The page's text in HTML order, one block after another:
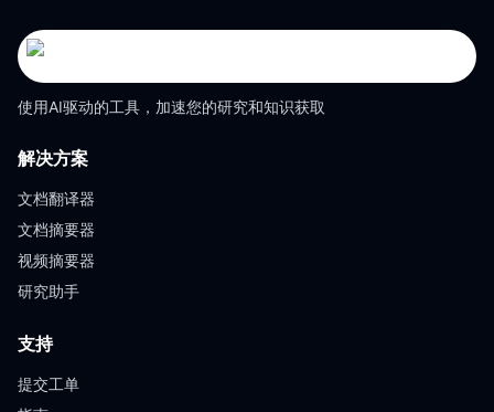
使用AI驱动的工具，加速您的研究和知识获取
解决方案
文档翻译器
文档摘要器
视频摘要器
研究助手
支持
提交工单